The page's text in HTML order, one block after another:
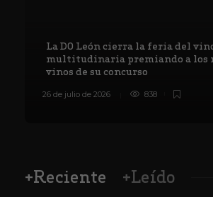
La DO León cierra la feria del
multitudinaria premiando a los
vinos de su concurso
26 de julio de 2026 838
+Reciente +Leído